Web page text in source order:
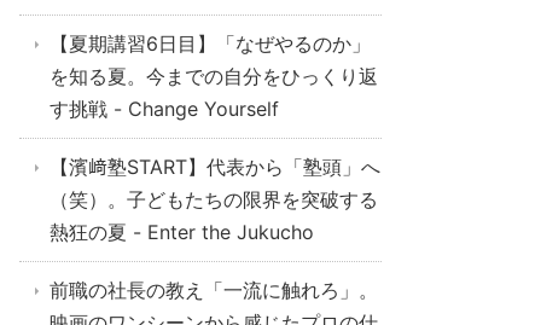
【夏期講習6日目】「なぜやるのか」
を知る夏。今までの自分をひっくり返
す挑戦 - Change Yourself
【濱﨑塾START】代表から「塾頭」へ
（笑）。子どもたちの限界を突破する
熱狂の夏 - Enter the Jukucho
前職の社長の教え「一流に触れろ」。